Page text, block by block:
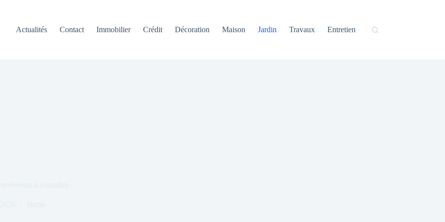
Actualités
Contact Immobilier Crédit Décoration Maison Jardin Travaux Entretien